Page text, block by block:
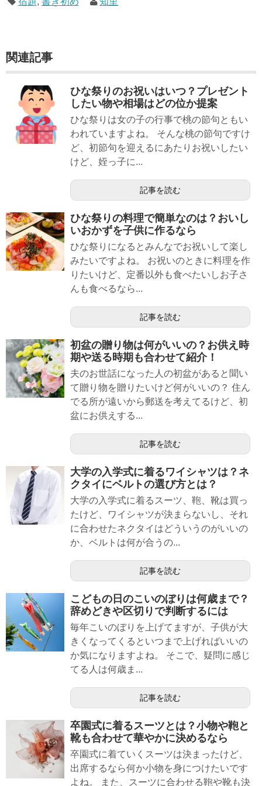
関連記事
ひな祭りのお祝いはいつ？プレゼント
したい物や相場はどの位か提案
ひな祭りは女の子の行事で桃の節句ともい
われていますよね。 そんな桃の節句ですけ
ど、初節句を迎えるにあたりお祝いしたい
けど、姪っ子に...
記事を読む
ひな祭りの料理で簡単なのは？おいし
いおかずを子供に作るなら
ひな祭りになるとみんなでお祝いして楽し
みたいですよね。 お祝いのときに料理を作
りたいけど、定番以外も食べたいしお子さ
んも食べるなら...
記事を読む
初盆の贈り物は何がいいの？お供え時
期や送る時期も合わせて紹介！
夫のお世話になった人の初盆があると聞い
て贈り物を贈りたいけど何がいいの？ 住ん
でる所が遠いから郵送を考えてるけど、初
盆にお供えする...
記事を読む
大学の入学式に着るワイシャツは？ネ
クタイにベルトの選び方とは？
大学の入学式に着るスーツ、鞄、靴は買っ
たけど、ワイシャツが決まらないし、それ
に合わせたネクタイはどういうのがいいの
か、ベルトは何が合うの...
記事を読む
こどもの日のこいのぼりは何歳まで？
辞めどきや区切りで判断するには
毎年こいのぼりを上げてますが、子供が大
きくなってくるといつまで上げればいいの
か気になりますよね。 そこで、疑問に感じ
てる人は何歳ま...
記事を読む
卒園式に着るスーツとは？小物や鞄と
靴も合わせて華やかに決めるなら
卒園式に着ていくスーツは決まったけど、
出席するなら何か小物を身につけたいです
よね。 また、スーツに合わせる鞄や靴も決